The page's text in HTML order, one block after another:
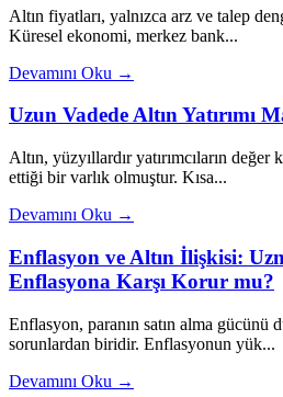
Altın fiyatları, yalnızca arz ve talep
Küresel ekonomi, merkez bank...
Devamını Oku →
Uzun Vadede Altın Yatırımı
Altın, yüzyıllardır yatırımcıların
ettiği bir varlık olmuştur. Kısa...
Devamını Oku →
Enflasyon ve Altın İlişkisi:
Enflasyona Karşı Korur mu?
Enflasyon, paranın satın alma gücünü
sorunlardan biridir. Enflasyonun yük...
Devamını Oku →